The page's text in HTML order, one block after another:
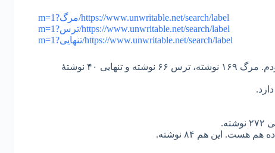
https://www.unwritable.net/search/label/مرگ?m=1
https://www.unwritable.net/search/label/ترس?m=1
https://www.unwritable.net/search/label/تنهایی?m=1
سه موضوعی که قبلاً در مورد آنها نوشته بودم. مرگ ١۶٩ نوشته، ترس ۶۶ نوشته و تنهایی ۴٠ نوشتۀ
هست. این هم ٨۴ نوشته.